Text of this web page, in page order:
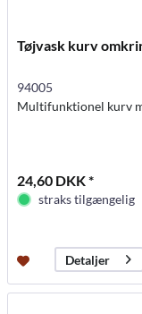
Tøjvask kurv
94005
Multifunktionel kurv
24,60 DKK *
straks tilgængelig
Detaljer